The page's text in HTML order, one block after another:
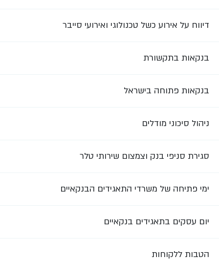
דיווח על אירוע כשל טכנולוגי ואירועי סייבר
בנקאות בתקשורת
בנקאות פתוחה בישראל
ניהול סיכוני מודלים
סגירת סניפי בנק וצמצום שירותי טלר
ימי פתיחה של משרדי התאגידים הבנקאיים
יום עסקים בתאגידים בנקאיים
הטבות ללקוחות